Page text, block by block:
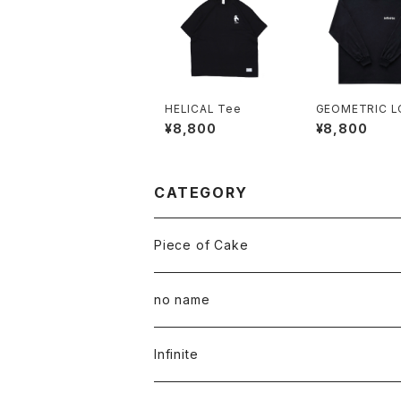
HELICAL Tee
¥8,800
GEOMETRIC
L/S TEE
¥8,800
CATEGORY
Piece of Cake
All
Tee
no name
All
Infinite